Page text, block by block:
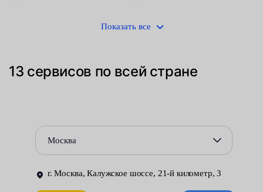
негативно отразиться на работе электрического
стать причиной возгорания автомобиля.
самостоятельно, если у вас нет необходимых навыков и
Показать все
13 сервисов по всей стране
Москва
г. Москва, Калужское шоссе, 21-й километр, 3